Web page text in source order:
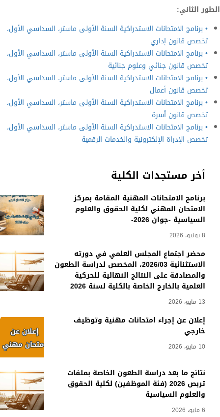
أخر مستجدات الكلية
برنامج الامتحانات المهنية المقامة بمركز
الامتحان المهني لكلية الحقوق والعلوم
السياسية -جوان 2026-
8 يونيو، 2026
محضر اجتماع المجلس العلمي في دورته
الاستثنائية 2026/03، المخصص لدراسة الطعون
والمصادقة على النتائج النهائية للحركية
العلمية بالخارج الخاصة بالكلية لسنة 2026
13 مايو، 2026
إعلان عن إجراء امتحانات مهنية وتوظيف
خارجي
10 مايو، 2026
نتائج ما بعد دراسة الطعون الخاصة بملفات
تربص 2026 (فئة الموظفين) لكلية الحقوق
والعلوم السياسية
6 مايو، 2026
الطور الثاني:
• برنامج الامتحانات الاستدراكية السنة الأولى ماستر، السداسي الأول،
تخصص قانون إداري
• برنامج الامتحانات الاستدراكية السنة الأولى ماستر، السداسي الأول،
تخصص قانون جنائي وعلوم جنائية
• برنامج الامتحانات الاستدراكية السنة الأولى ماستر، السداسي الأول،
تخصص قانون أعمال
• برنامج الامتحانات الاستدراكية السنة الأولى ماستر، السداسي الأول،
تخصص قانون أسرة
• برنامج الامتحانات الاستدراكية السنة الأولى ماستر، السداسي الأول،
تخصص الإدراة الإلكترونية والخدمات الرقمية